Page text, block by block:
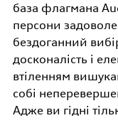
Audi Assistance
база флагмана
персони
бездоганний
досконалість і
втіленням
собі
Адже ви гідні